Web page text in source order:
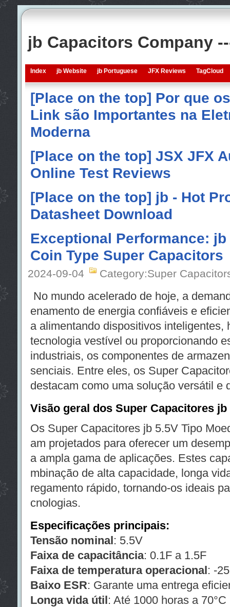
jb Capacitors Company
Index jb Website jb Portuguese JFX Reviews TagCloud
[Place on the top] Por que
Link são Importantes na
Moderna
[Place on the top] JSX JFX
Online Test Reviews
[Place on the top] jb - Hot
Datasheet Download
Exceptional Performance: jb
Coin Type Super Capacitors
2024-09-04 Category:Super
No mundo acelerado de hoje, a
enamento de energia confiáveis e
a alimentando dispositivos inteligentes,
tecnologia vestível ou proporcionando
industriais, os componentes de
senciais. Entre eles, os Super
destacam como uma solução versátil e
Visão geral dos Super Capacitores jb
Os Super Capacitores jb 5.5V Tipo
am projetados para oferecer um
a ampla gama de aplicações. Estes
mbinação de alta capacidade, longa
regamento rápido, tornando-os ideais
cnologias.
Especificações principais:
Tensão nominal: 5.5V
Faixa de capacitância: 0.1F a 1.5F
Faixa de temperatura operacional: -
Baixo ESR: Garante uma entrega
Longa vida útil: Até 1000 horas a 70°C